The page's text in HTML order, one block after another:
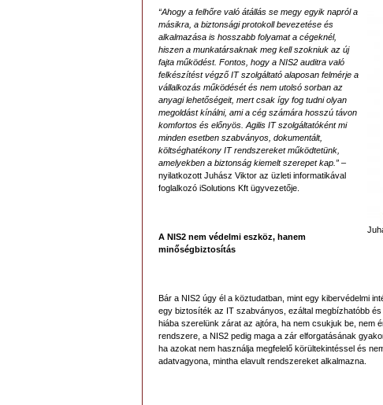
“Ahogy a felhőre való átállás se megy egyik napról a
másikra, a biztonsági protokoll bevezetése és
alkalmazása is hosszabb folyamat a cégeknél,
hiszen a munkatársaknak meg kell szokniuk az új
fajta működést. Fontos, hogy a NIS2 auditra való
felkészítést végző IT szolgáltató alaposan felmérje a
vállalkozás működését és nem utolsó sorban az
anyagi lehetőségeit, mert csak így fog tudni olyan
megoldást kínálni, ami a cég számára hosszú távon
komfortos és előnyös. Agilis IT szolgáltatóként mi
minden esetben szabványos, dokumentált,
költséghatékony IT rendszereket működtetünk,
amelyekben a biztonság kiemelt szerepet kap.” –
nyilatkozott Juhász Viktor az üzleti informatikával
foglalkozó iSolutions Kft ügyvezetője.
A NIS2 nem védelmi eszköz, hanem
minőségbiztosítás
Bár a NIS2 úgy él a köztudatban, mint egy kibervédelmi
egy biztosíték az IT szabványos, ezáltal megbízhatóbb
hiába szerelünk zárat az ajtóra, ha nem csukjuk be, nem
rendszere, a NIS2 pedig maga a zár elforgatásának
ha azokat nem használja megfelelő körültekintéssel és
adatvagyona, mintha elavult rendszereket alkalmazna.